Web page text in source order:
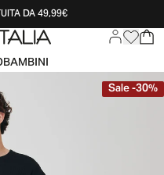
DA 49,99€
BAMBINI
Sale-30%